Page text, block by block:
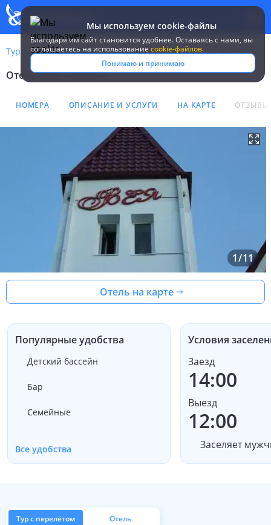
Мы используем cookie-файлы
Благодаря им сайт становится удобнее. Оставаясь c нами, вы
соглашаетесь на использование cookie-файлов.
Понимаю и принимаю
Туры Россия Лазаревское Veya Pansionat
Отель Veya Pansionat
Отель Veya Pansionat
НОМЕРА ОПИСАНИЕ И УСЛУГИ НА КАРТЕ ОТЗЫВЫ
1/11
Отель на карте
Популярные удобства
Детский бассейн
Бар
Семейные
Все удобства
Условия
Заезд
14:00
Выезд
12:00
Заселяет
Тур с перелётом Отель